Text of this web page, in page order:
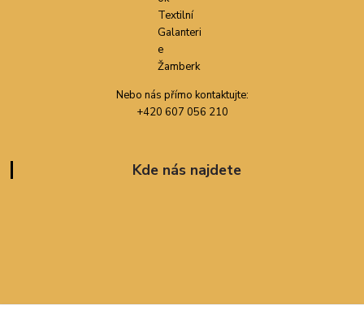
Nebo nás přímo kontaktujte:
+420 607 056 210
Kde nás najdete